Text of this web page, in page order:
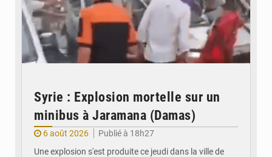
Syrie : Explosion mortelle sur un
minibus à Jaramana (Damas)
6 août 2026
Publié à 18h27
Une explosion s'est produite ce jeudi dans la ville de